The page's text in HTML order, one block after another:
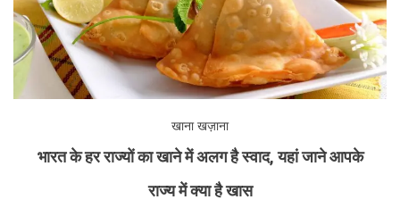
खाना खज़ाना
भारत के हर राज्यों का खाने में अलग है स्वाद, यहां जाने आपके
राज्य में क्या है खास